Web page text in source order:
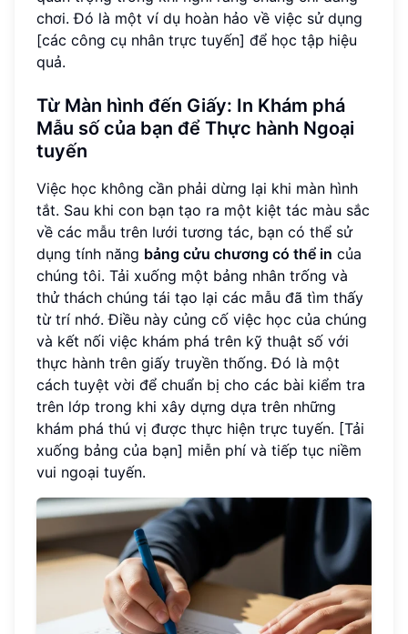
chơi. Đó là một ví dụ hoàn hảo về việc sử dụng
[các công cụ nhân trực tuyến] để học tập hiệu
quả.
Từ Màn hình đến Giấy: In Khám phá
Mẫu số của bạn để Thực hành Ngoại
tuyến
Việc học không cần phải dừng lại khi màn hình
tắt. Sau khi con bạn tạo ra một kiệt tác màu sắc
về các mẫu trên lưới tương tác, bạn có thể sử
dụng tính năng bảng cửu chương có thể in của
chúng tôi. Tải xuống một bảng nhân trống và
thử thách chúng tái tạo lại các mẫu đã tìm thấy
từ trí nhớ. Điều này củng cố việc học của chúng
và kết nối việc khám phá trên kỹ thuật số với
thực hành trên giấy truyền thống. Đó là một
cách tuyệt vời để chuẩn bị cho các bài kiểm tra
trên lớp trong khi xây dựng dựa trên những
khám phá thú vị được thực hiện trực tuyến. [Tải
xuống bảng của bạn] miễn phí và tiếp tục niềm
vui ngoại tuyến.